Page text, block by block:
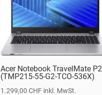
Acer Notebook TravelMate P2
(TMP215-55-G2-TCO-536X)
1.299,00CHF inkl. MwSt.